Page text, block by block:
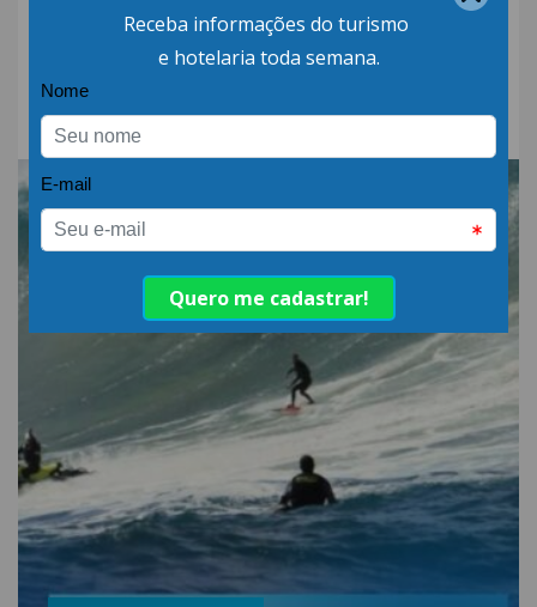
Qual a diferença entre
detergente alcalino e
neutro?